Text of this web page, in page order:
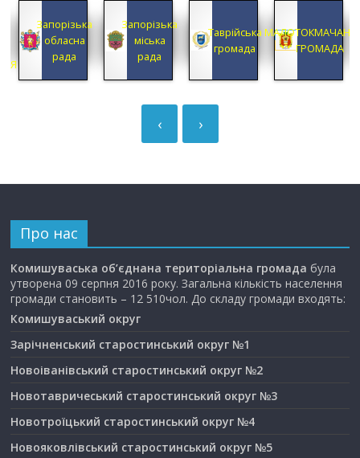
Запорізька
обласна
рада
Запорізька
міська
рада
Таврійська
громада
ГРОМАДА
›
‹
Про нас
Комишуваська об’єднана територіальна громада була
утворена 09 серпня 2016 року. Загальна кількість населення
громади становить – 12 510чол. До складу громади входять:
Комишуваський округ
Зарічненський старостинський округ №1
Новоіванівський старостинський округ №2
Новотавричеський старостинський округ №3
Новотроїцький старостинський округ №4
Новояковлівський старостинський округ №5